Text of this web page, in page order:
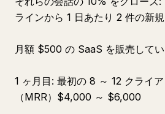
ラインから 1 日あたり 2 件の新
月額 $500 の SaaS を販売して
1 ヶ月目: 最初の 8 ～ 12 クライ
（MRR）$4,000 ～ $6,000